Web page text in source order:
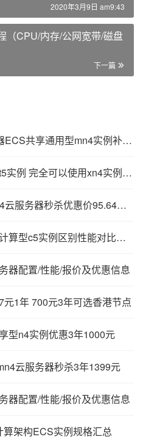
2020年3月9日 am9:43
（CPU/内存/公网宽带/磁盘
下一篇
阿里云2核/8G/5M云服务器ECS共享通用型mn4实例补货通知
双12优惠不建议用户购买t5实例 完全可以使用xn4实例替代
阿里云ECS通用共享型xn4云服务器秒杀优惠价95.64元一年
阿里云服务器共享型n4和计算型c5实例区别性能对比以及应用场景
器配置/性能/报价及优惠信息
1年 700元3年可选香港节点
型n4实例优惠3年1000元
云服务器秒杀3年1399元
器配置/性能/报价及优惠信息
架构ECS实例规格汇总